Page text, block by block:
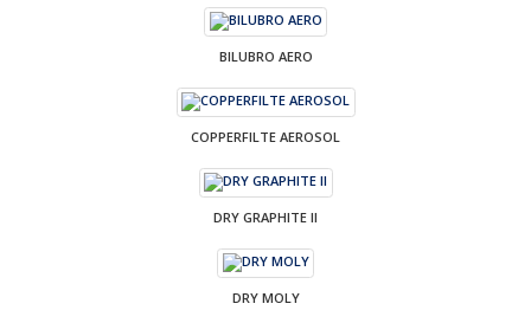
BILUBRO AERO
COPPERFILTE AEROSOL
DRY GRAPHITE II
DRY MOLY